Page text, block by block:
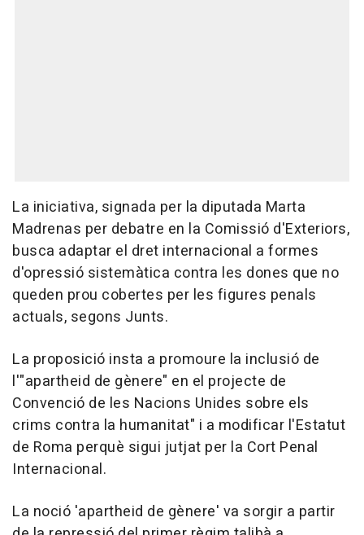
La iniciativa, signada per la diputada Marta
Madrenas per debatre en la Comissió d'Exteriors,
busca adaptar el dret internacional a formes
d'opressió sistemàtica contra les dones que no
queden prou cobertes per les figures penals
actuals, segons Junts.
La proposició insta a promoure la inclusió de
l'"apartheid de gènere" en el projecte de
Convenció de les Nacions Unides sobre els
crims contra la humanitat" i a modificar l'Estatut
de Roma perquè sigui jutjat per la Cort Penal
Internacional.
La noció 'apartheid de gènere' va sorgir a partir